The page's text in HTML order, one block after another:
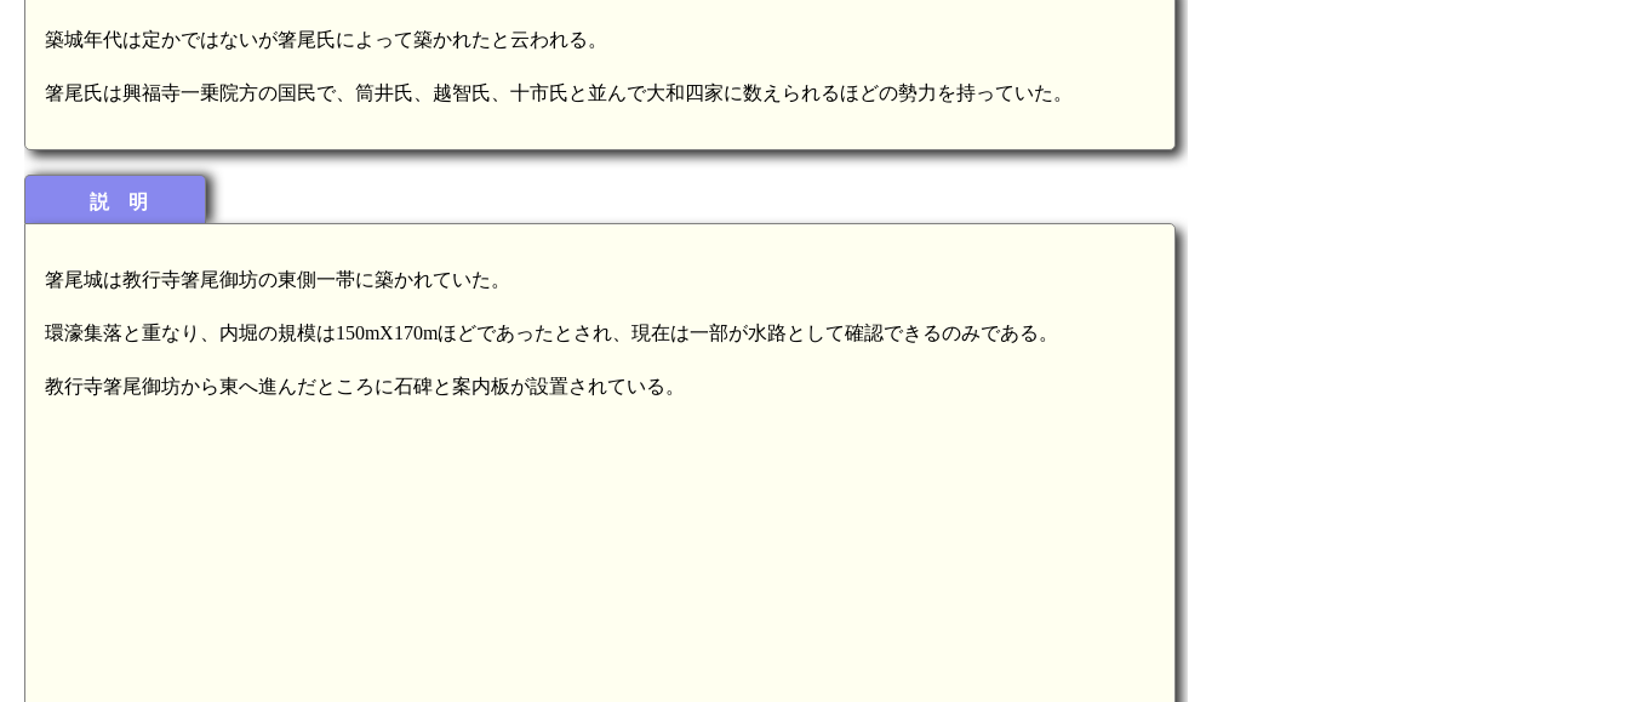
築城年代は定かではないが箸尾氏によって築かれたと云われる。
箸尾氏は興福寺一乗院方の国民で、筒井氏、越智氏、十市氏と並んで大和四家に数えられるほどの勢力を持っていた。
説 明
箸尾城は教行寺箸尾御坊の東側一帯に築かれていた。
環濠集落と重なり、内堀の規模は150mX170mほどであったとされ、現在は一部が水路として確認できるのみである。
教行寺箸尾御坊から東へ進んだところに石碑と案内板が設置されている。